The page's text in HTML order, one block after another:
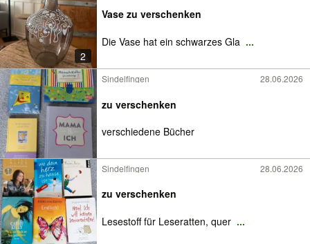
2
Vase zu verschenken
Die Vase hat ein schwarzes Gla ...
Sindelfingen 28.06.2026
zu verschenken
verschiedene Bücher
Sindelfingen 28.06.2026
zu verschenken
Lesestoff für Leseratten, quer ...